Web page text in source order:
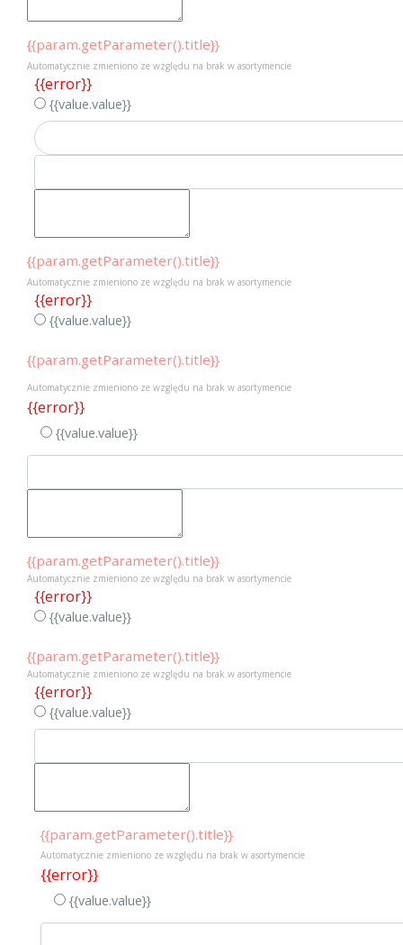
{{param.getParameter().title}}
Automatycznie zmieniono ze względu na brak w asortymencie
{{error}}
{{value.value}}
{{param.getParameter().title}}
Automatycznie zmieniono ze względu na brak w asortymencie
{{error}}
{{value.value}}
{{param.getParameter().title}}
Automatycznie zmieniono ze względu na brak w asortymencie
{{error}}
{{value.value}}
{{param.getParameter().title}}
Automatycznie zmieniono ze względu na brak w asortymencie
{{error}}
{{value.value}}
{{param.getParameter().title}}
Automatycznie zmieniono ze względu na brak w asortymencie
{{error}}
{{value.value}}
{{param.getParameter().title}}
Automatycznie zmieniono ze względu na brak w asortymencie
{{error}}
{{value.value}}